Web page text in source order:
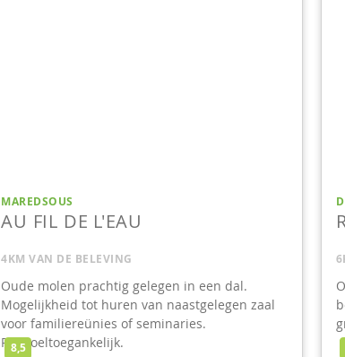
MAREDSOUS
AU FIL DE L'EAU
4KM VAN DE BELEVING
Oude molen prachtig gelegen in een dal.
Mogelijkheid tot huren van naastgelegen zaal
voor familiereünies of seminaries.
Rolstoeltoegankelijk.
8,5